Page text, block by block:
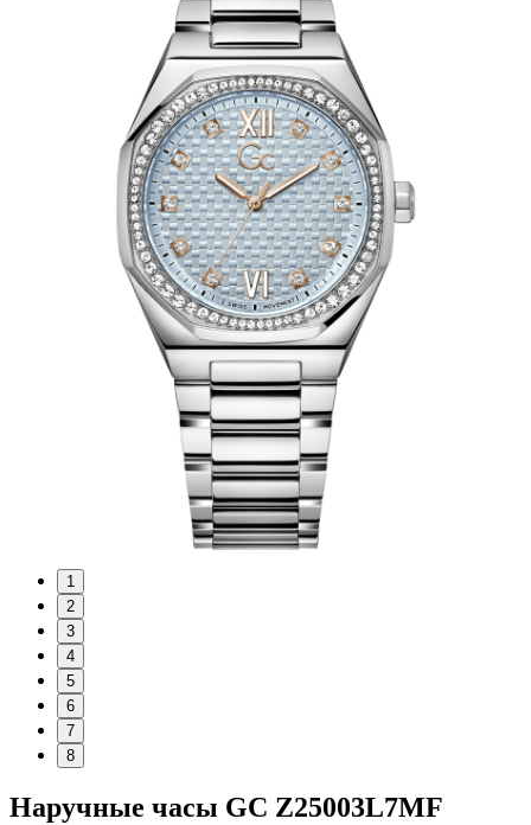
1
2
3
4
5
6
7
8
Наручные часы GC Z25003L7MF